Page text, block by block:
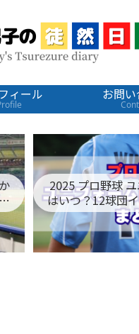
ィール お問
2025 プロ野球
はいつ？12球団